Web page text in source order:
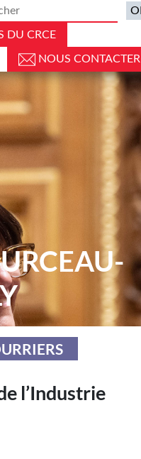
DU CRCE
NOUS CONTACTER
l’Industrie